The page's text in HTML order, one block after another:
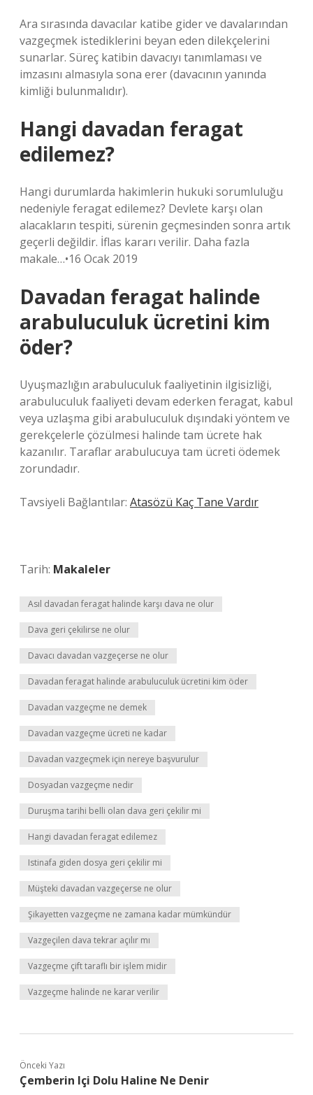
Ara sırasında davacılar katibe gider ve davalarından
vazgeçmek istediklerini beyan eden dilekçelerini
sunarlar. Süreç katibin davacıyı tanımlaması ve
imzasını almasıyla sona erer (davacının yanında
kimliği bulunmalıdır).
Hangi davadan feragat
edilemez?
Hangi durumlarda hakimlerin hukuki sorumluluğu
nedeniyle feragat edilemez? Devlete karşı olan
alacakların tespiti, sürenin geçmesinden sonra artık
geçerli değildir. İflas kararı verilir. Daha fazla
makale…•16 Ocak 2019
Davadan feragat halinde
arabuluculuk ücretini kim
öder?
Uyuşmazlığın arabuluculuk faaliyetinin ilgisizliği,
arabuluculuk faaliyeti devam ederken feragat, kabul
veya uzlaşma gibi arabuluculuk dışındaki yöntem ve
gerekçelerle çözülmesi halinde tam ücrete hak
kazanılır. Taraflar arabulucuya tam ücreti ödemek
zorundadır.
Tavsiyeli Bağlantılar: Atasözü Kaç Tane Vardır
Tarih: Makaleler
Asıl davadan feragat halinde karşı dava ne olur
Dava geri çekilirse ne olur
Davacı davadan vazgeçerse ne olur
Davadan feragat halinde arabuluculuk ücretini kim öder
Davadan vazgeçme ne demek
Davadan vazgeçme ücreti ne kadar
Davadan vazgeçmek için nereye başvurulur
Dosyadan vazgeçme nedir
Duruşma tarihi belli olan dava geri çekilir mi
Hangi davadan feragat edilemez
Istinafa giden dosya geri çekilir mi
Müşteki davadan vazgeçerse ne olur
Şikayetten vazgeçme ne zamana kadar mümkündür
Vazgeçilen dava tekrar açılır mı
Vazgeçme çift taraflı bir işlem midir
Vazgeçme halinde ne karar verilir
Önceki Yazı
Çemberin Içi Dolu Haline Ne Denir